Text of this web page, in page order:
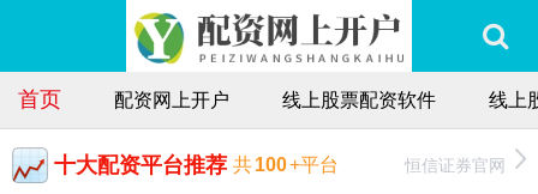
首页 配资网上开户 线上股票配资软件 线上
十大配资平台推荐 共100+平台 恒信证券官网